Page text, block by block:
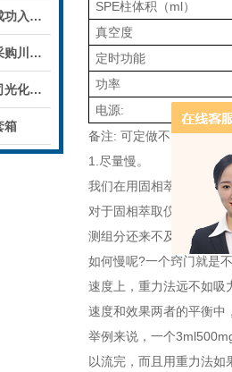
川一仪器高温喷雾干燥机成功入驻鄱阳职业学院，助力职业教育实训平台升级
中国农业科学院烟草研究采购川一仪器喷雾干燥机
恭喜安徽建筑大学采购我司光化学反应仪
箱
SPE柱体积（ml）
真空度
定时功能
功率
电源:
备注: 可定做不同孔径和
1.尽量慢。
我们在用固相萃取仪时，
对于固相萃取仪柱中的填
测组分还来不及与填料充
如何慢呢?一个窍门就是
速度上，重力法远不如吸
速度和效果两者的平衡中
举例来说，一个
以流完，而且用重力法